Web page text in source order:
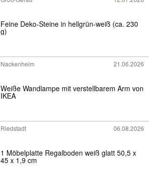
Feine Deko-Steine in hellgrün-weiß (ca. 230
g)
Nackenheim 21.06.2026
Weiße Wandlampe mit verstellbarem Arm von
IKEA
Riedstadt 06.08.2026
1 Möbelplatte Regalboden weiß glatt 50,5 x
45 x 1,9 cm